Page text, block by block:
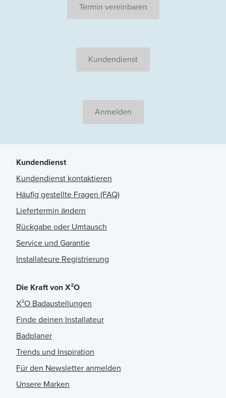
Termin vereinbaren
Kundendienst
Anmelden
Kundendienst
Kundendienst kontaktieren
Häufig gestellte Fragen (FAQ)
Liefertermin ändern
Rückgabe oder Umtausch
Service und Garantie
Installateure Registrierung
Die Kraft von X²O
X²O Badaustellungen
Finde deinen Installateur
Badplaner
Trends und Inspiration
Für den Newsletter anmelden
Unsere Marken